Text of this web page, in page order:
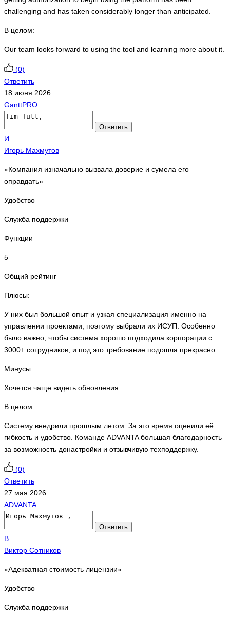
challenging and has taken considerably longer than anticipated.
В целом:
Our team looks forward to using the tool and learning more about it.
(0)
Ответить
18 июня 2026
GanttPRO
Ответить
И
Игорь Махмутов
«Компания изначально вызвала доверие и сумела его
оправдать»
Удобство
Служба поддержки
Функции
5
Общий рейтинг
Плюсы:
У них был большой опыт и узкая специализация именно на
управлении проектами, поэтому выбрали их ИСУП. Особенно
было важно, чтобы система хорошо подходила корпорации с
3000+ сотрудников, и под это требование подошла прекрасно.
Минусы:
Хочется чаще видеть обновления.
В целом:
Систему внедрили прошлым летом. За это время оценили её
гибкость и удобство. Команде ADVANTA большая благодарность
за возможность донастройки и отзывчивую техподдержку.
(0)
Ответить
27 мая 2026
ADVANTA
Ответить
В
Виктор Сотников
«Адекватная стоимость лицензии»
Удобство
Служба поддержки